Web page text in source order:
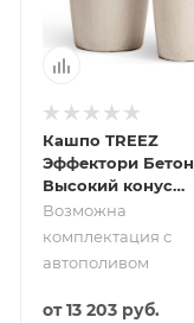
Кашпо TREEZ
Эффектори Бетон
Высокий конус
Белый песок
Возможна
комплектация с
автополивом
от13 203 руб.